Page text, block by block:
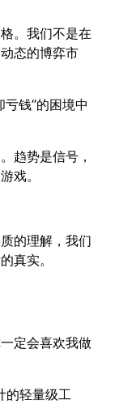
。我们不是在
态的博弈市
钱”的困境中
趋势是信号，
戏。
的理解，我们
真实。
定会喜欢我做
的轻量级工